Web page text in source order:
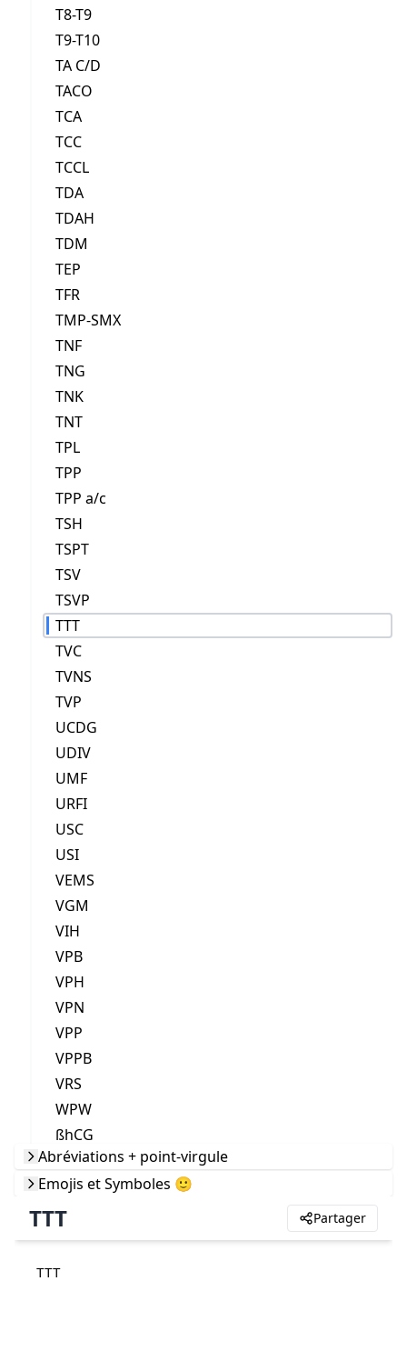
T8-T9
T9-T10
TA C/D
TACO
TCA
TCC
TCCL
TDA
TDAH
TDM
TEP
TFR
TMP-SMX
TNF
TNG
TNK
TNT
TPL
TPP
TPP a/c
TSH
TSPT
TSV
TSVP
TTT
TVC
TVNS
TVP
UCDG
UDIV
UMF
URFI
USC
USI
VEMS
VGM
VIH
VPB
VPH
VPN
VPP
VPPB
VRS
WPW
ßhCG
Abréviations + point-virgule
Emojis et Symboles 🙂
TTT Partager
TTT